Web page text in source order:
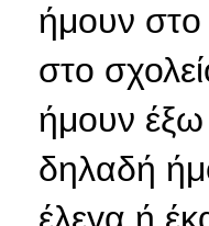
ήμουν στο
στο
ήμουν έξω
δηλαδή